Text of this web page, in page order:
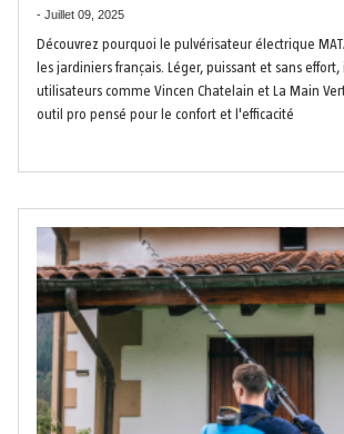
- Juillet 09, 2025
Découvrez pourquoi le pulvérisateur électrique
les jardiniers français. Léger, puissant et sans
utilisateurs comme Vincen Chatelain et La Main
outil pro pensé pour le confort et l'efficacité